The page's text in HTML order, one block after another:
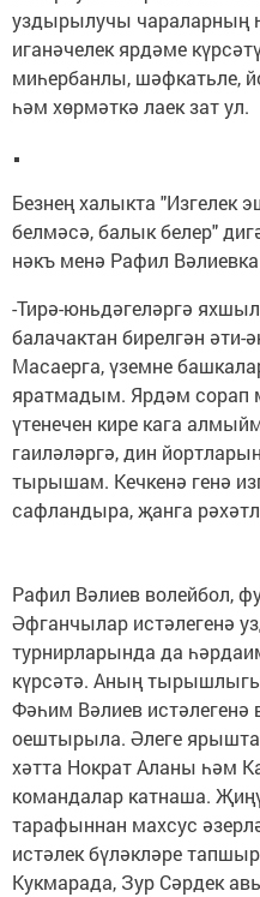
уздырылучы чараларның
иганәчелек ярдәме
миһербанлы, шәфкатьле,
һәм хөрмәткә лаек зат ул.
Безнең халыкта "Изгелек
белмәсә, балык белер"
нәкъ менә Рафил
-Тирә-юньдәгеләргә
балачактан бирелгән әти-
Масаерга, үземне
яратмадым. Ярдәм сорап
үтенечен кире кага
гаиләләргә, дин
тырышам. Кечкенә генә
сафландыра, җанга
Рафил Вәлиев волейбол,
Әфганчылар истәлегенә
турнирларында да
күрсәтә. Аның
Фәһим Вәлиев истәлегенә
оештырыла. Әлеге ярышта
хәтта Нократ Аланы һәм
командалар катнаша.
тарафыннан махсус
истәлек бүләкләре
Кукмарада, Зур Сәрдек